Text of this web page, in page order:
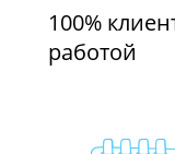
100%
работой